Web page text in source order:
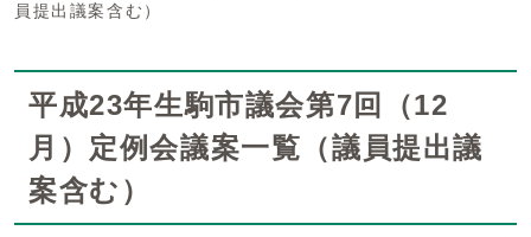
員提出議案含む）
平成23年生駒市議会第7回（12
月）定例会議案一覧（議員提出議
案含む）